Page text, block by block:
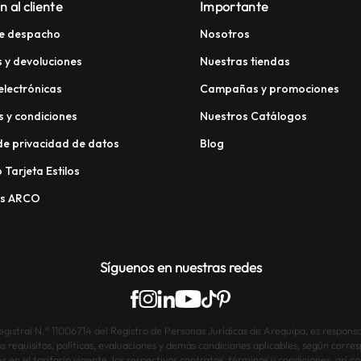
al cliente
despacho
y devoluciones
y condiciones
privacidad de datos
Estilos
ARCO
Importante
Nosotros
Nuestras tiendas
Campañas y promociones
Nuestros Catálogos
Blog
Síguenos en nuestras redes
N.° 11006714 del Registro de Personas Jurídicas de Arequipa, es
políticas, evaluaciones y demás condiciones aplicables, según